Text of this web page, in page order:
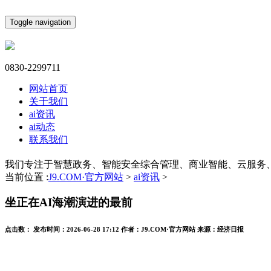
Toggle navigation
0830-2299711
网站首页
关于我们
ai资讯
ai动态
联系我们
我们专注于智慧政务、智能安全综合管理、商业智能、云服务
当前位置 :J9.COM·官方网站 > ai资讯 >
坐正在AI海潮演进的最前
点击数： 发布时间： 2026-06-28 17:12 作者： J9.COM·官方网站 来源： 经济日报